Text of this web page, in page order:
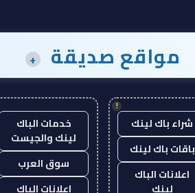
مواقع صديقة +
!
شراء باك لينك
باقات باك لينك
اعلانات الباك
لينك
خدمات الباك
لينك والجيست
سوق العرب
اعلانات الباك